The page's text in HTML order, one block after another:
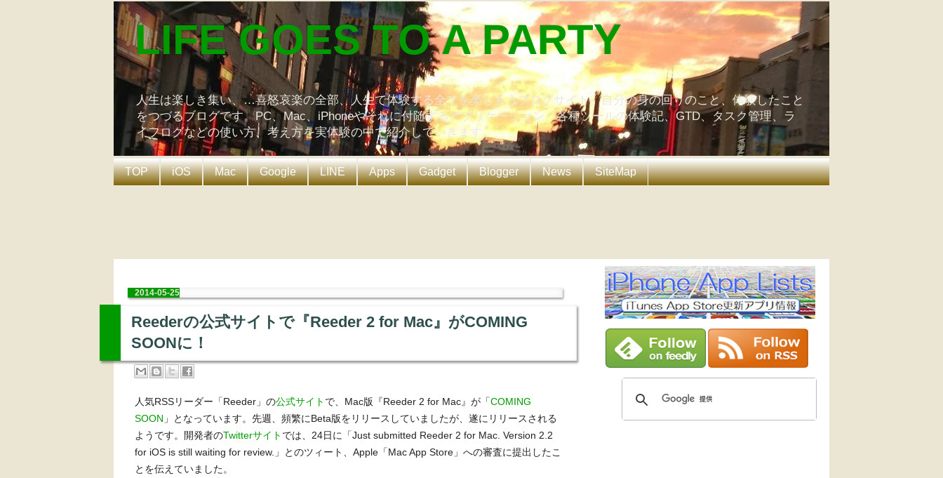
LIFE GOES TO A PARTY
人生は楽しき集い、…喜怒哀楽の全部、人生で体験する全てを楽しもうブログサイト。自分の身の回りのこと、体験したこと
をつづるブログです。PC、Mac、iPhoneやそれに付随するアプリケーション、各種ツールの体験記、GTD、タスク管理、ラ
イフログなどの使い方、考え方を実体験の中で紹介していきます。
TOP iOS Mac Google LINE Apps Gadget Blogger News SiteMap
2014-05-25
Reederの公式サイトで『Reeder 2 for Mac』がCOMING
SOONに！
人気RSSリーダー「Reeder」の公式サイト で、Mac版『Reeder 2 for Mac』が「COMING
SOON 」となっています。先週、頻繁にBeta版をリリースしていましたが、遂にリリースされる
ようです。開発者のTwitterサイト では、24日に「Just submitted Reeder 2 for Mac. Version 2.2
for iOS is still waiting for review.」とのツィート、Apple「Mac App Store」への審査に提出したこ
とを伝えていました。